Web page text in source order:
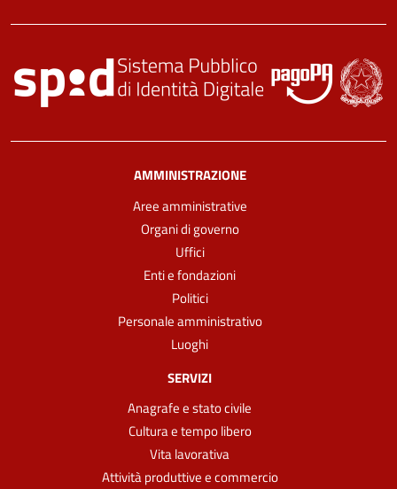
AMMINISTRAZIONE
Aree amministrative
Organi di governo
Uffici
Enti e fondazioni
Politici
Personale amministrativo
Luoghi
SERVIZI
Anagrafe e stato civile
Cultura e tempo libero
Vita lavorativa
Attività produttive e commercio